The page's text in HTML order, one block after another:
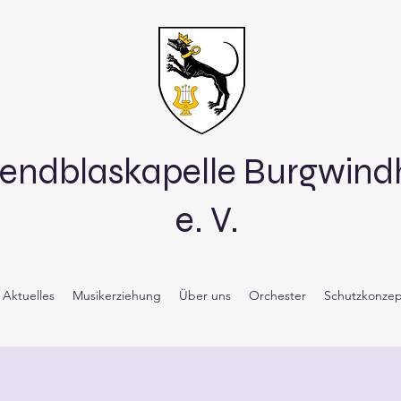
e. V.
Aktuelles Musikerziehung Über uns Orchester